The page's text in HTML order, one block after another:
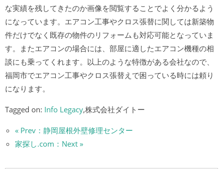
な実績を残してきたのか画像を閲覧することでよく分かるよう
になっています。エアコン工事やクロス張替に関しては新築物
件だけでなく既存の物件のリフォームも対応可能となっていま
す。またエアコンの場合には、部屋に適したエアコン機種の相
談にも乗ってくれます。以上のような特徴がある会社なので、
福岡市でエアコン工事やクロス張替えで困っている時には頼り
になります。
Tagged on: Info Legacy,株式会社ダイトー
« Prev：静岡屋根外壁修理センター
家探し.com：Next »